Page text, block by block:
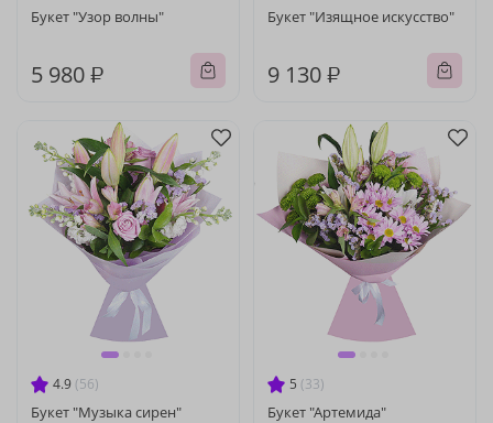
Букет "Узор волны"
5 980 ₽
Букет "Изящное искусство"
9 130 ₽
4.9 (56)
Букет "Музыка сирен"
5 (33)
Букет "Артемида"